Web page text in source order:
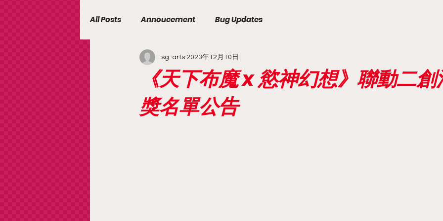
All Posts Annoucement Bug Updates
《天下布魔 x 慾神幻想》聯動二
獎名單公告
sg-arts 2023年12月10日